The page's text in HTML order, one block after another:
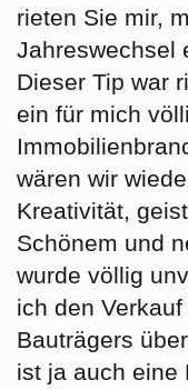
rieten Sie mir,
Jahreswechsel
Dieser Tip war
ein für mich
wären wir
Kreativität,
Schönem und
wurde völlig
ich den
Bauträgers
ist ja auch eine